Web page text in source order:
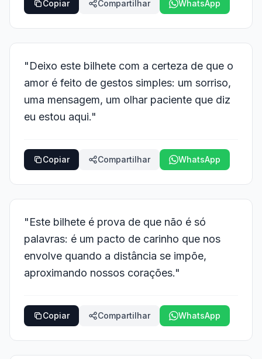
Copiar Compartilhar WhatsApp
"Deixo este bilhete com a certeza de que o
amor é feito de gestos simples: um sorriso,
uma mensagem, um olhar paciente que diz
eu estou aqui."
Copiar Compartilhar WhatsApp
"Este bilhete é prova de que não é só
palavras: é um pacto de carinho que nos
envolve quando a distância se impõe,
aproximando nossos corações."
Copiar Compartilhar WhatsApp